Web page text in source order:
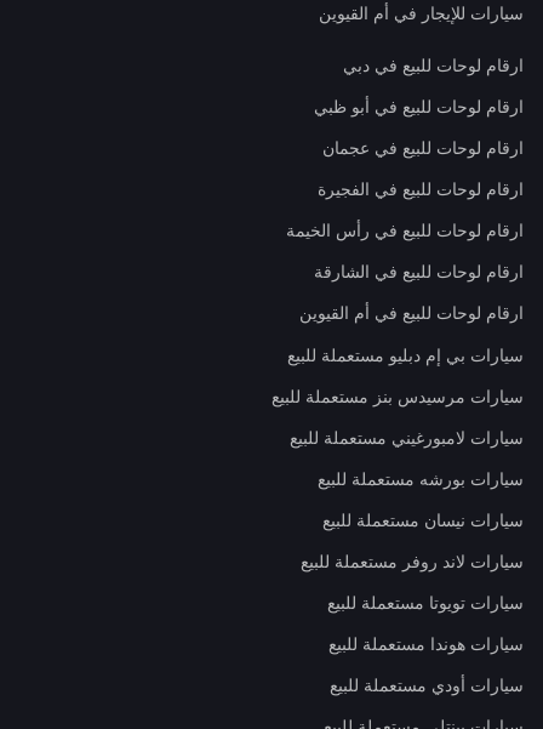
سيارات للإيجار في أم القيوين
ارقام لوحات للبيع في دبي
ارقام لوحات للبيع في أبو ظبي
ارقام لوحات للبيع في عجمان
ارقام لوحات للبيع في الفجيرة
ارقام لوحات للبيع في رأس الخيمة
ارقام لوحات للبيع في الشارقة
ارقام لوحات للبيع في أم القيوين
سيارات بي إم دبليو مستعملة للبيع
سيارات مرسيدس بنز مستعملة للبيع
سيارات لامبورغيني مستعملة للبيع
سيارات بورشه مستعملة للبيع
سيارات نيسان مستعملة للبيع
سيارات لاند روفر مستعملة للبيع
سيارات تويوتا مستعملة للبيع
سيارات هوندا مستعملة للبيع
سيارات أودي مستعملة للبيع